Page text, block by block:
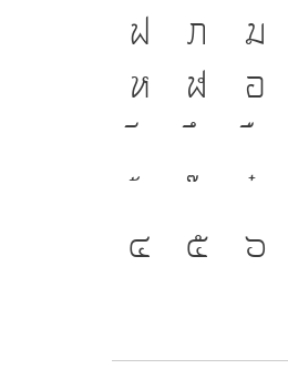
ฟ
ภ ม
ห
ฬ อ
๔
๕ ๖